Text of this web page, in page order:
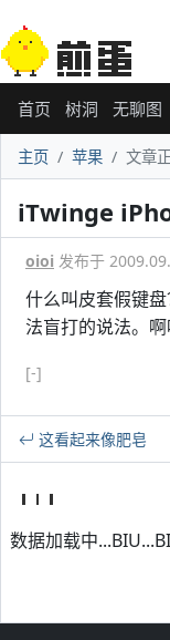
首页 树洞 无聊图
主页 苹果 文章
iTwinge
oioi 发布于
什么叫皮套假键
法盲打的说法。啊
[-]
这看起来像肥皂
数据加载中